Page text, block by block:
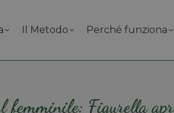
Il Metodo Perché funziona
femminile: Figurella